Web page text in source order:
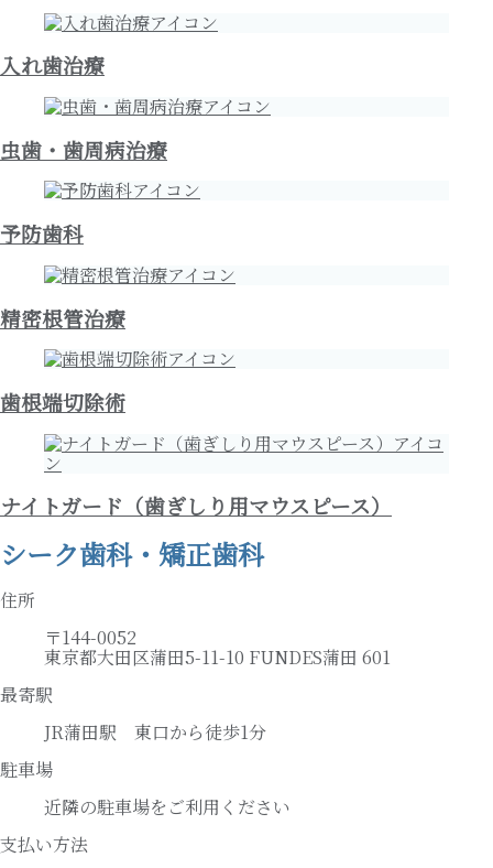
入れ歯治療
虫歯・歯周病治療
予防歯科
精密根管治療
歯根端切除術
ナイトガード（歯ぎしり用マウスピース）
シーク歯科・矯正歯科
住所
〒144-0052
東京都大田区蒲田5-11-10 FUNDES蒲田 601
最寄駅
JR蒲田駅 東口から徒歩1分
駐車場
近隣の駐車場をご利用ください
支払い方法